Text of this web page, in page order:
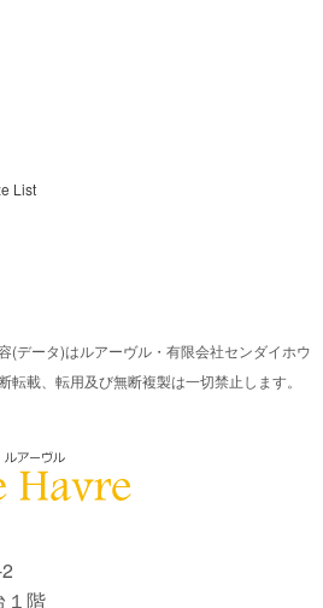
List
(データ)はルアーヴル・有限会社センダイホウ
転載、転用及び無断複製は一切禁止します。
１階